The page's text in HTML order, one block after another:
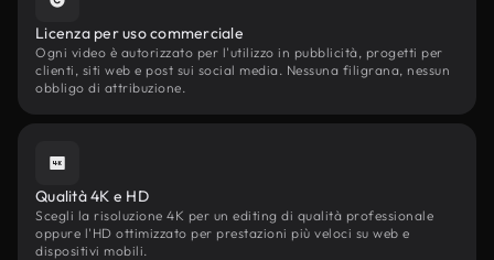
Licenza per uso commerciale
Ogni video è autorizzato per l'utilizzo in pubblicità, progetti per
clienti, siti web e post sui social media. Nessuna filigrana, nessun
obbligo di attribuzione.
Qualità 4K e HD
Scegli la risoluzione 4K per un editing di qualità professionale
oppure l'HD ottimizzato per prestazioni più veloci su web e
dispositivi mobili.